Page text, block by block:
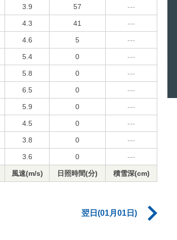
3.9 57 ---
4.3 41 ---
4.6 5 ---
5.4 0 ---
5.8 0 ---
6.5 0 ---
5.9 0 ---
4.5 0 ---
3.8 0 ---
3.6 0 ---
風速(m/s) 日照時間(分) 積雪深(cm)
翌日(01月01日)